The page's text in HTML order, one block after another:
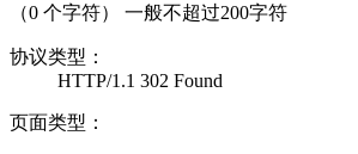
（0 个字符） 一般不超过200字符
协议类型：
HTTP/1.1 302 Found
页面类型：